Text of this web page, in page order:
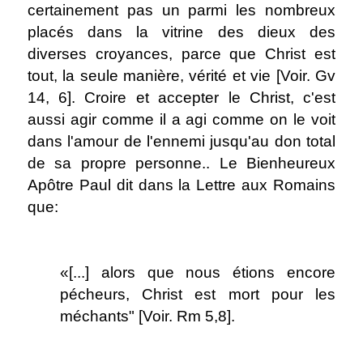
certainement pas un parmi les nombreux
placés dans la vitrine des dieux des
diverses croyances, parce que Christ est
tout, la seule manière, vérité et vie [Voir. Gv
14, 6]. Croire et accepter le Christ, c'est
aussi agir comme il a agi comme on le voit
dans l'amour de l'ennemi jusqu'au don total
de sa propre personne.. Le Bienheureux
Apôtre Paul dit dans la Lettre aux Romains
que:
«[...] alors que nous étions encore
pécheurs, Christ est mort pour les
méchants" [Voir. Rm 5,8].